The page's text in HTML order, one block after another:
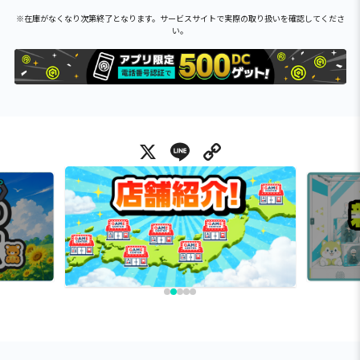
※在庫がなくなり次第終了となります。サービスサイトで実際の取り扱いを確認してくださ
い。
X Line